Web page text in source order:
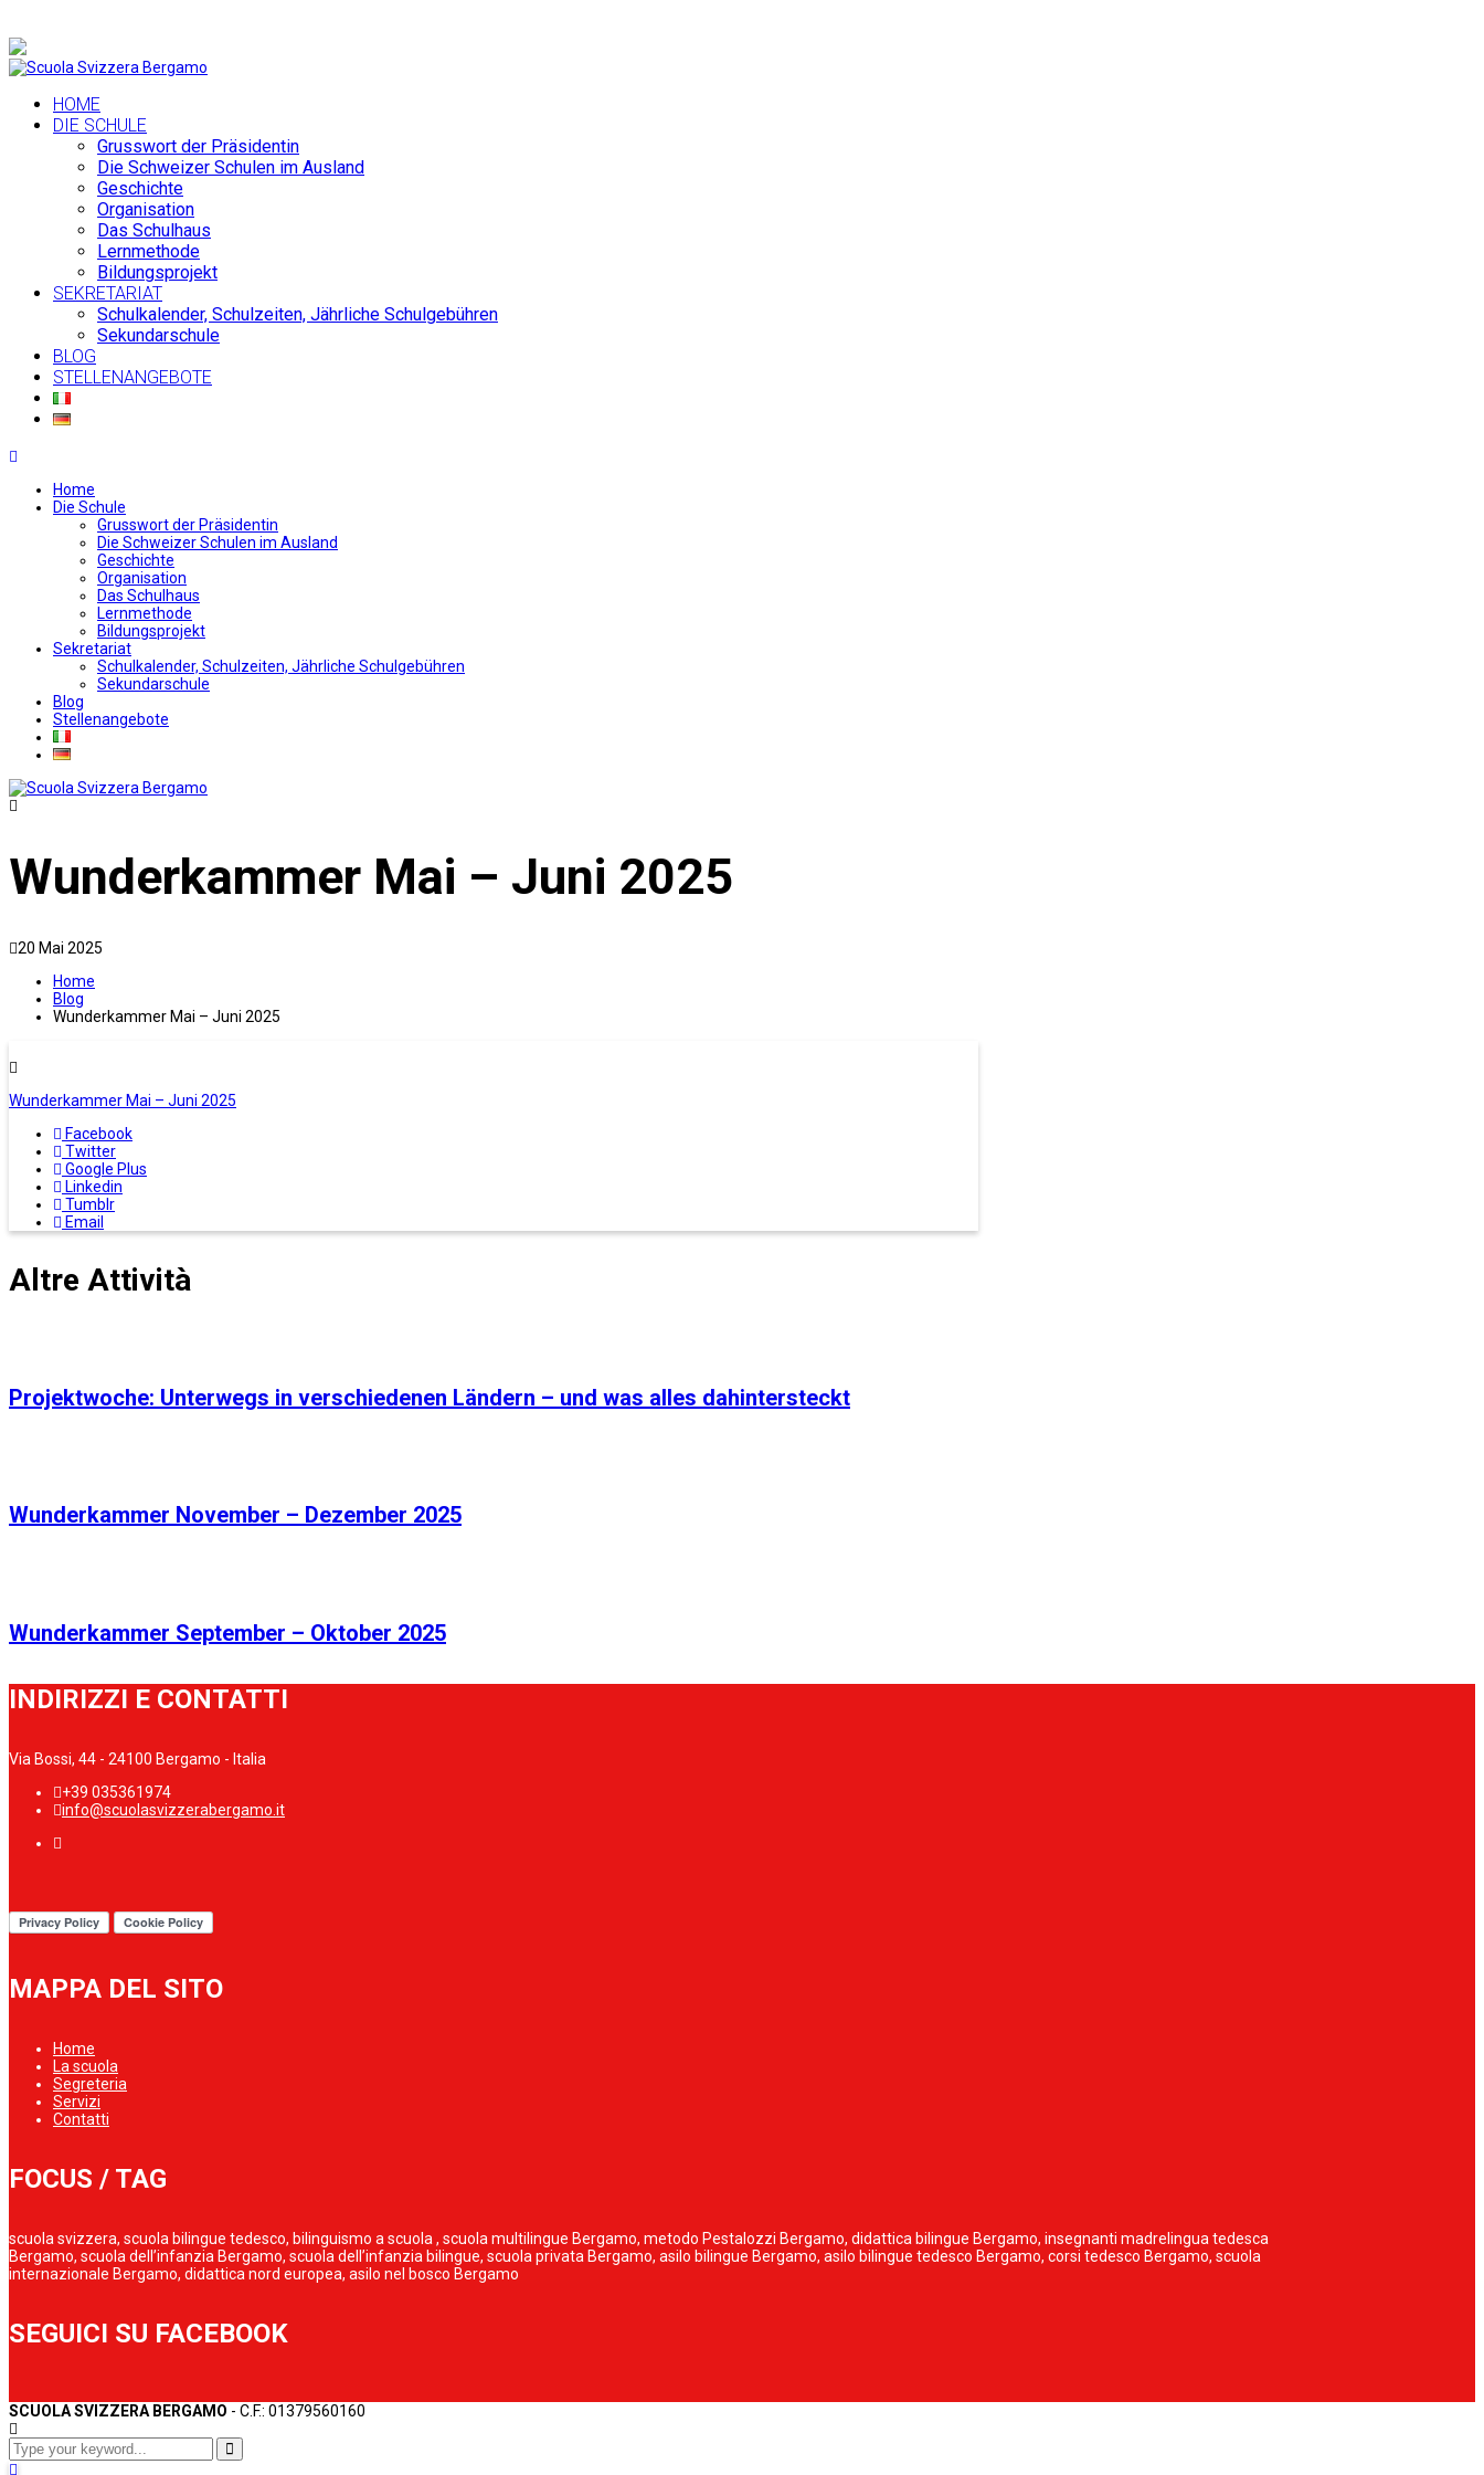
HOME
DIE SCHULE
Grusswort der Präsidentin
Die Schweizer Schulen im Ausland
Geschichte
Organisation
Das Schulhaus
Lernmethode
Bildungsprojekt
SEKRETARIAT
Schulkalender, Schulzeiten, Jährliche Schulgebühren
Sekundarschule
BLOG
STELLENANGEBOTE
Home
Die Schule
Grusswort der Präsidentin
Die Schweizer Schulen im Ausland
Geschichte
Organisation
Das Schulhaus
Lernmethode
Bildungsprojekt
Sekretariat
Schulkalender, Schulzeiten, Jährliche Schulgebühren
Sekundarschule
Blog
Stellenangebote
Wunderkammer Mai – Juni 2025
20 Mai 2025
Home
Blog
Wunderkammer Mai – Juni 2025
Wunderkammer Mai – Juni 2025
Facebook
Twitter
Google Plus
Linkedin
Tumblr
Email
Altre Attività
Projektwoche: Unterwegs in verschiedenen Ländern – und was alles dahintersteckt
Wunderkammer November – Dezember 2025
Wunderkammer September – Oktober 2025
INDIRIZZI E CONTATTI
Via Bossi, 44 - 24100 Bergamo - Italia
+39 035361974
info@scuolasvizzerabergamo.it
MAPPA DEL SITO
Home
La scuola
Segreteria
Servizi
Contatti
FOCUS / TAG
scuola svizzera, scuola bilingue tedesco, bilinguismo a scuola , scuola multilingue Bergamo, metodo Pestalozzi Bergamo, didattica bilingue Bergamo, insegnanti madrelingua tedesca
Bergamo, scuola dell’infanzia Bergamo, scuola dell’infanzia bilingue, scuola privata Bergamo, asilo bilingue Bergamo, asilo bilingue tedesco Bergamo, corsi tedesco Bergamo, scuola
internazionale Bergamo, didattica nord europea, asilo nel bosco Bergamo
SEGUICI SU FACEBOOK
SCUOLA SVIZZERA BERGAMO - C.F.: 01379560160